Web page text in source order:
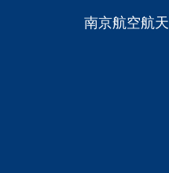
南京航空航